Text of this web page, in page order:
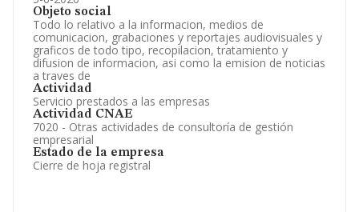
Objeto social
Todo lo relativo a la informacion, medios de
comunicacion, grabaciones y reportajes audiovisuales y
graficos de todo tipo, recopilacion, tratamiento y
difusion de informacion, asi como la emision de noticias
a traves de
Actividad
Servicio prestados a las empresas
Actividad CNAE
7020 - Otras actividades de consultoría de gestión
empresarial
Estado de la empresa
Cierre de hoja registral